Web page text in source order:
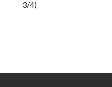
3/4)